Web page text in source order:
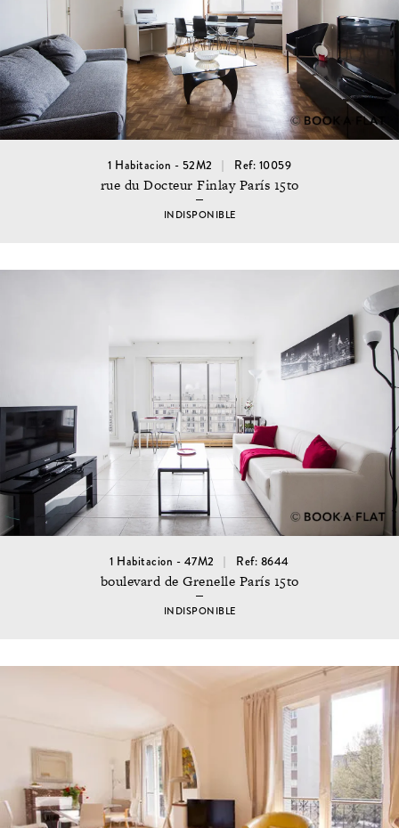
1 Habitacion - 52M2 Ref: 10059
rue du Docteur Finlay París 15to
INDISPONIBLE
1 Habitacion - 47M2 Ref: 8644
boulevard de Grenelle París 15to
INDISPONIBLE